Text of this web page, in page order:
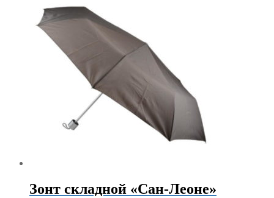
Зонт складной «Сан-Леоне»